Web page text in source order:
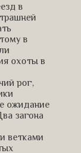
в
в
охоты в
рог,
ожидание
загона
ветками